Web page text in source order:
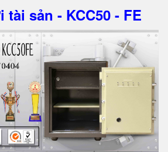
sản - KCC50 - FE